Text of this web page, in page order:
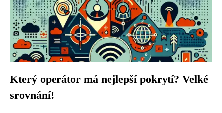
Který operátor má nejlepší pokrytí? Velké
srovnání!